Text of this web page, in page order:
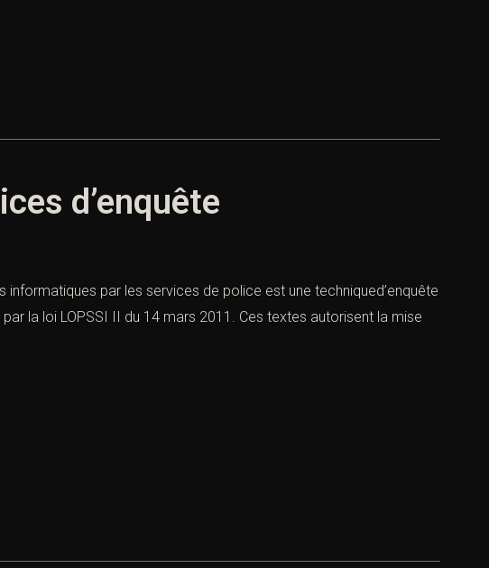
d’enquête
par les services de police est une techniqued’enquête
la loi LOPSSI II du 14 mars 2011. Ces textes autorisent la mise